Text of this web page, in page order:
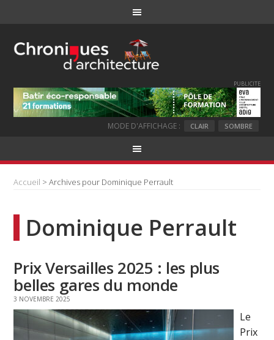
PUBLICITE
MODE D'AFFICHAGE : CLAIR SOMBRE
Accueil > Archives pour Dominique Perrault
Dominique Perrault
Prix Versailles 2025 : les plus
belles gares du monde
3 NOVEMBRE 2025
Le
Prix